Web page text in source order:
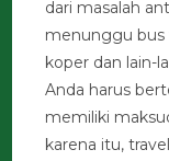
dari masalah
menunggu bus
koper dan lain-
Anda harus
memiliki
karena itu,